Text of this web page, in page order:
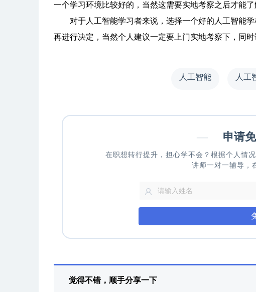
一个学习环境比较好的，当然这需要实地考察之后才能了
对于人工智能学习者来说，选择一个好的人工智能学
再进行决定，当然个人建议一定要上门实地考察下，同
人工智能 人工
— 申请
在职想转行提升，担心学不会？根据个人情
讲师一对一辅导，
觉得不错，顺手分享一下